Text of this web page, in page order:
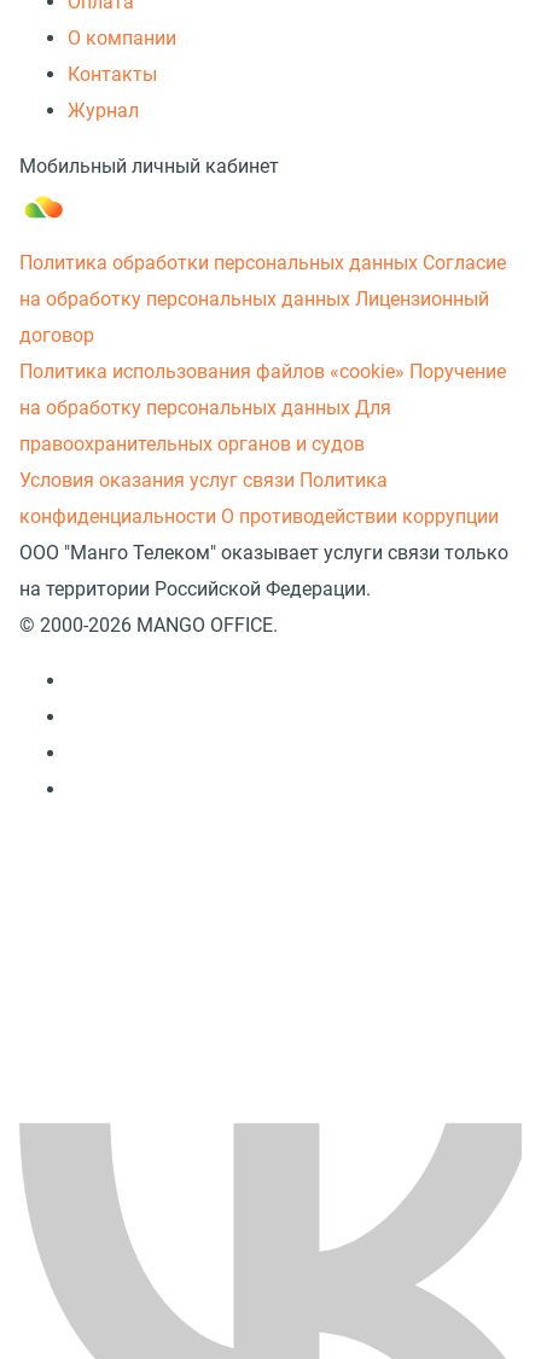
О компании
Контакты
Журнал
Мобильный личный кабинет
Политика обработки персональных данных Согласие
на обработку персональных данных Лицензионный
договор
Политика использования файлов «cookie» Поручение
на обработку персональных данных Для
правоохранительных органов и судов
Условия оказания услуг связи Политика
конфиденциальности О противодействии коррупции
ООО "Манго Телеком" оказывает услуги связи только
на территории Российской Федерации.
© 2000-2026 MANGO OFFICE.